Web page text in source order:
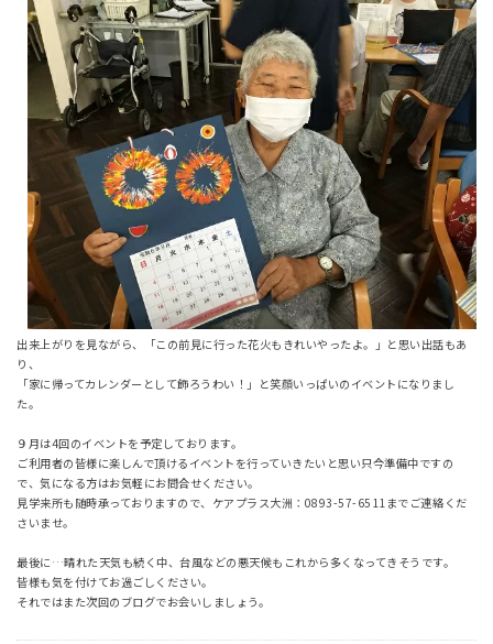
出来上がりを見ながら、「この前見に行った花火もきれいやったよ。」と思い出話もあ
り、
「家に帰ってカレンダーとして飾ろうわい！」と笑顔いっぱいのイベントになりまし
た。
９月は4回のイベントを予定しております。
ご利用者の皆様に楽しんで頂けるイベントを行っていきたいと思い只今準備中ですの
で、気になる方はお気軽にお問合せください。
見学来所も随時承っておりますので、ケアプラス大洲：0893-57-6511までご連絡くだ
さいませ。
最後に…晴れた天気も続く中、台風などの悪天候もこれから多くなってきそうです。
皆様も気を付けてお過ごしください。
それではまた次回のブログでお会いしましょう。